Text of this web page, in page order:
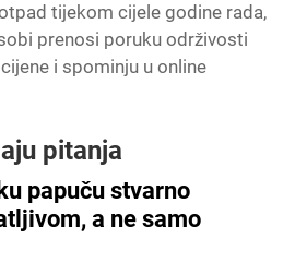
tijekom cijele godine rada,
prenosi poruku održivosti
i spominju u online
pitanja
papuču stvarno
a ne samo